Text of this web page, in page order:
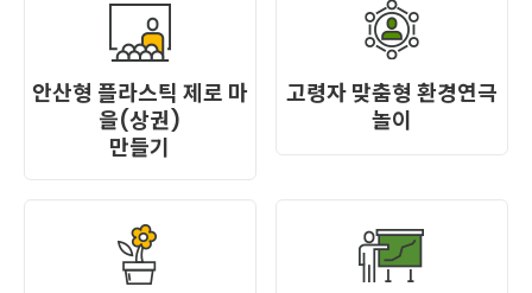
안산형 플라스틱 제로 마
을(상권)
만들기
고령자 맞춤형 환경연극
놀이